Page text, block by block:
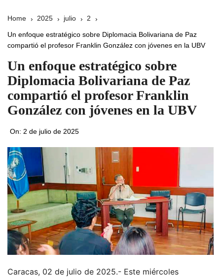
Home 2025 julio 2
Un enfoque estratégico sobre Diplomacia Bolivariana de Paz
compartió el profesor Franklin González con jóvenes en la UBV
Un enfoque estratégico sobre
Diplomacia Bolivariana de Paz
compartió el profesor Franklin
González con jóvenes en la UBV
On: 2 de julio de 2025
Caracas, 02 de julio de 2025.- Este miércoles